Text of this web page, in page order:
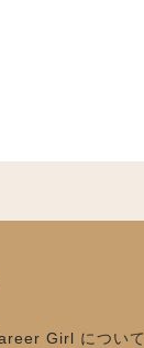
Girl について